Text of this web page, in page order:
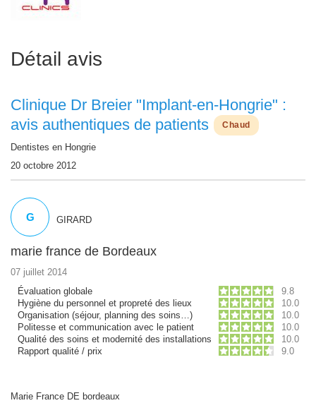
Détail avis
Clinique Dr Breier "Implant-en-Hongrie" :
avis authentiques de patients
Chaud
Dentistes en Hongrie
20 octobre 2012
marie france de Bordeaux
07 juillet 2014
Évaluation globale
9.8
Hygiène du personnel et propreté des lieux
10.0
Organisation (séjour, planning des soins…)
10.0
Politesse et communication avec le patient
10.0
Qualité des soins et modernité des installations
10.0
Rapport qualité / prix
9.0
Marie France DE bordeaux
G GIRARD